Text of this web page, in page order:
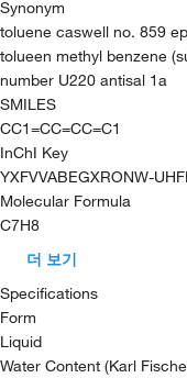
Synonym
toluene caswell no. 859
tolueen methyl benzene
number U220 antisal 1a
SMILES
CC1=CC=CC=C1
InChI Key
YXFVVABEGXRONW-
Molecular Formula
C7H8
더 보기
Specifications
Form
Liquid
Water Content (Karl